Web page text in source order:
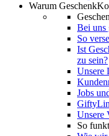
Warum
Bei uns
So
Ist
zu sein?
Unsere
Jobs
Unsere
So